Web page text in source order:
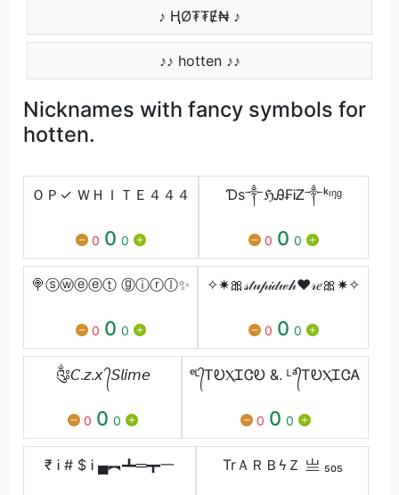
♪ ⱧØ₮₮Ɇ₦ ♪
♪♪ hotten ♪♪
Nicknames with fancy symbols for
hotten.
ＯＰ✓ ＷＨＩＴＥ４４４
0 0 0
Ɗs༒ℌᎯ₣ᎥᏃ༒ᵏᶦᵑᶢ
0 0 0
🍭ⓢⓦⓔⓔⓣ ⓖⓘⓡⓛ✨
0 0 0
✧✷🎀𝓈𝓉𝓊𝓅𝒾𝒹𝓌𝒽❤𝓇𝑒🎀✷✧
0 0 0
༂𝘊.𝘻.𝘹 ᭄𝘚𝘭𝘪𝘮𝘦
0 0 0
ᵉᴸ᭄ᎢᎧⲬᏆᏣᎧ &. ᴸᵃ᭄ᎢᎧⲬᏆᏣᎪ
0 0 0
₹ Ꭵ # $ Ꭵ ▄︻┻═┳一 TrㅤＡＲＢϟＺ 亗 ₅₀₅